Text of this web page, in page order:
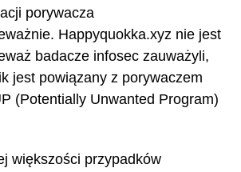
porywacza
Happyquokka.xyz nie jest
badacze infosec zauważyli,
jest powiązany z porywaczem
(Potentially Unwanted Program)
większości przypadków